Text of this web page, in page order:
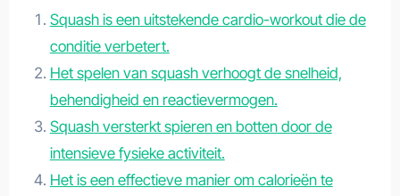
Squash is een uitstekende cardio-workout die de
conditie verbetert.
Het spelen van squash verhoogt de snelheid,
behendigheid en reactievermogen.
Squash versterkt spieren en botten door de
intensieve fysieke activiteit.
Het is een effectieve manier om calorieën te